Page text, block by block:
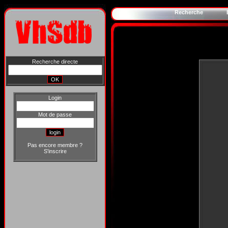
Recherche directe
Login
Mot de passe
Pas encore membre ?
S'inscrire
Recherche